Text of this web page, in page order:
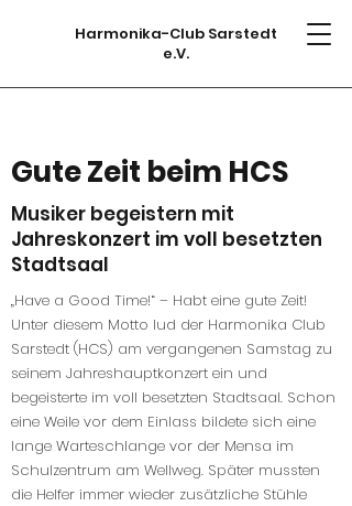
Harmonika-Club Sarstedt
e.V.
Gute Zeit beim HCS
Musiker begeistern mit
Jahreskonzert im voll besetzten
Stadtsaal
„Have a Good Time!“ – Habt eine gute Zeit!
Unter diesem Motto lud der Harmonika Club
Sarstedt (HCS) am vergangenen Samstag zu
seinem Jahreshauptkonzert ein und
begeisterte im voll besetzten Stadtsaal. Schon
eine Weile vor dem Einlass bildete sich eine
lange Warteschlange vor der Mensa im
Schulzentrum am Wellweg. Später mussten
die Helfer immer wieder zusätzliche Stühle